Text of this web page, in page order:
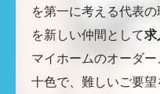
を第一に考える代表
を新しい仲間として求
マイホームのオーダ
十色で、難しいご要